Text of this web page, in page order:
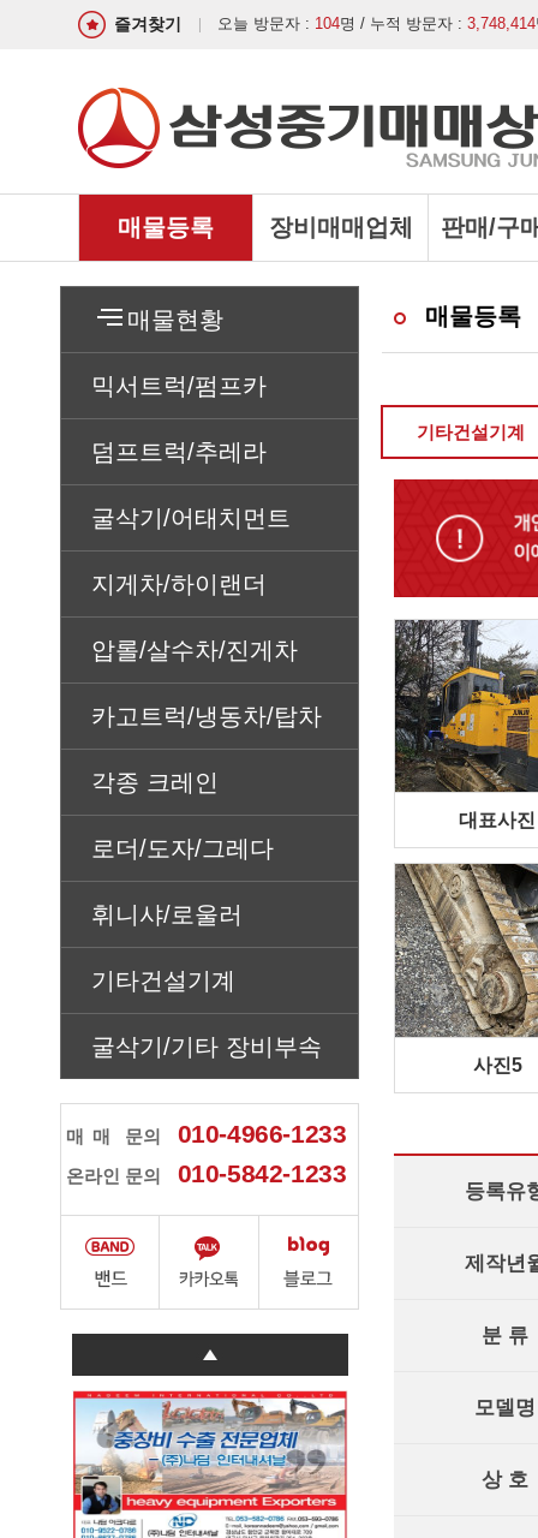
즐겨찾기 오늘 방문자 : 104명 / 누적 방문자 : 3,748,414
매물등록 장비매매업체 판매/구
매물현황
믹서트럭/펌프카
덤프트럭/추레라
굴삭기/어태치먼트
지게차/하이랜더
압롤/살수차/진게차
카고트럭/냉동차/탑차
각종 크레인
로더/도자/그레다
휘니샤/로울러
기타건설기계
굴삭기/기타 장비부속
매매 문의 010-4966-1233
온라인 문의 010-5842-1233
매물등록
기타건설기계
대표사진
사진5
등록유
제작년
분 류
모델명
상 호